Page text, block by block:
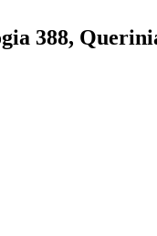
388,